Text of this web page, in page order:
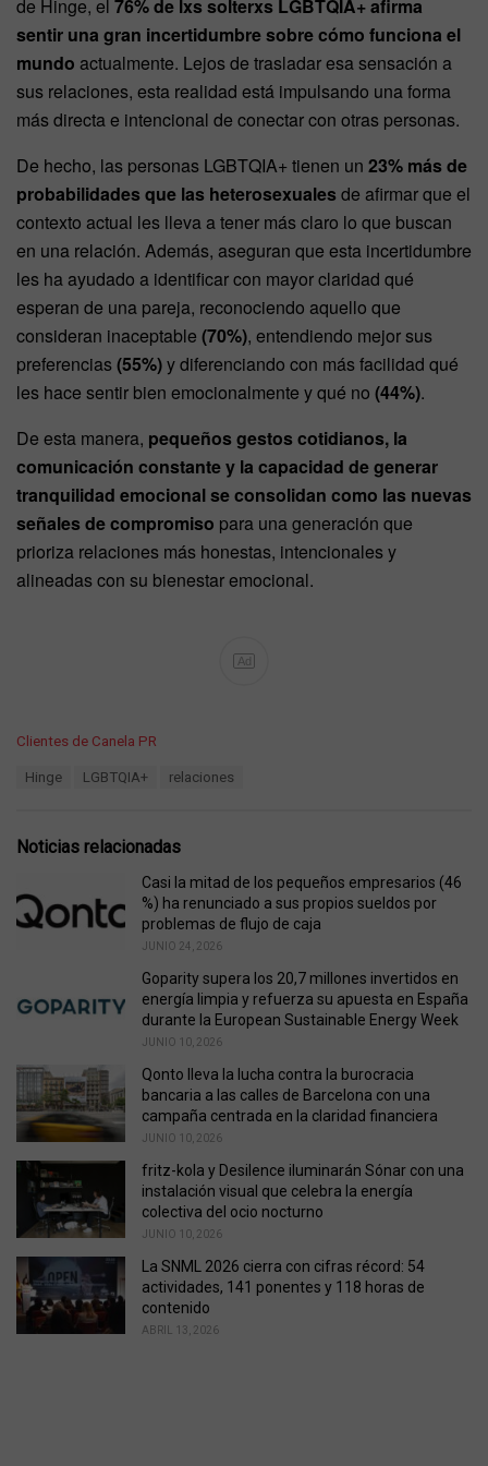
de Hinge, el 76% de lxs solterxs LGBTQIA+ afirma
sentir una gran incertidumbre sobre cómo funciona el
mundo actualmente. Lejos de trasladar esa sensación a
sus relaciones, esta realidad está impulsando una forma
más directa e intencional de conectar con otras personas.
De hecho, las personas LGBTQIA+ tienen un 23% más de
probabilidades que las heterosexuales de afirmar que el
contexto actual les lleva a tener más claro lo que buscan
en una relación. Además, aseguran que esta incertidumbre
les ha ayudado a identificar con mayor claridad qué
esperan de una pareja, reconociendo aquello que
consideran inaceptable (70%), entendiendo mejor sus
preferencias(55%)y diferenciando con más facilidad qué
les hace sentir bien emocionalmente y qué no (44%).
De esta manera, pequeños gestos cotidianos, la
comunicación constante y la capacidad de generar
tranquilidad emocional se consolidan como las nuevas
señales de compromiso para una generación que
prioriza relaciones más honestas, intencionales y
alineadas con su bienestar emocional.
Ad
C
o
r
e
s
Clientes de Canela PR
:
Hinge LGBTQIA+ relaciones
Noticias relacionadas
Casi la mitad de los pequeños empresarios (46
%) ha renunciado a sus propios sueldos por
problemas de flujo de caja
JUNIO 24, 2026
Goparity supera los 20,7 millones invertidos en
energía limpia y refuerza su apuesta en España
durante la European Sustainable Energy Week
JUNIO 10, 2026
Qonto lleva la lucha contra la burocracia
bancaria a las calles de Barcelona con una
campaña centrada en la claridad financiera
JUNIO 10, 2026
fritz-kola y Desilence iluminarán Sónar con una
instalación visual que celebra la energía
colectiva del ocio nocturno
JUNIO 10, 2026
La SNML 2026 cierra con cifras récord: 54
actividades, 141 ponentes y 118 horas de
contenido
ABRIL 13, 2026